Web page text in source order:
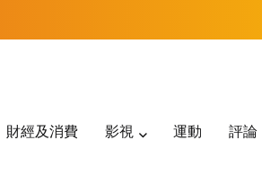
財經及消費 影視 運動 評論